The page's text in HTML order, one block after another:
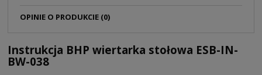
OPINIE O PRODUKCIE (0)
Instrukcja BHP wiertarka stołowa ESB-IN-
BW-038